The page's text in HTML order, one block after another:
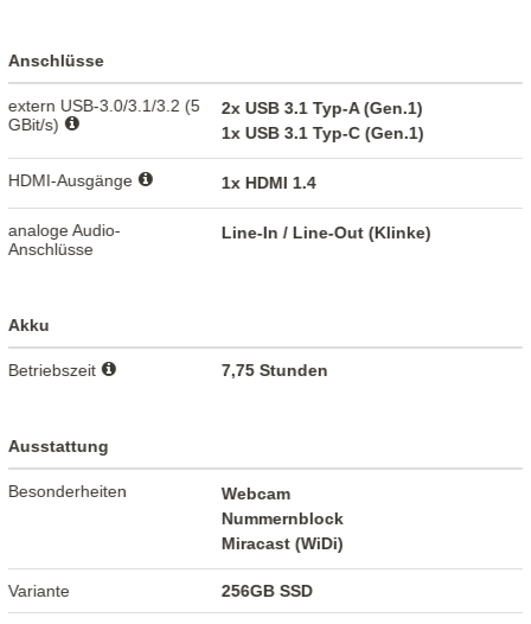
Anschlüsse
extern USB-3.0/3.1/3.2 (5
GBit/s)
2x USB 3.1 Typ-A (Gen.1)
1x USB 3.1 Typ-C (Gen.1)
HDMI-Ausgänge 1x HDMI 1.4
analoge Audio-
Anschlüsse
Line-In / Line-Out (Klinke)
Akku
Betriebszeit 7,75 Stunden
Ausstattung
Besonderheiten
Webcam
Nummernblock
Miracast (WiDi)
Variante 256GB SSD